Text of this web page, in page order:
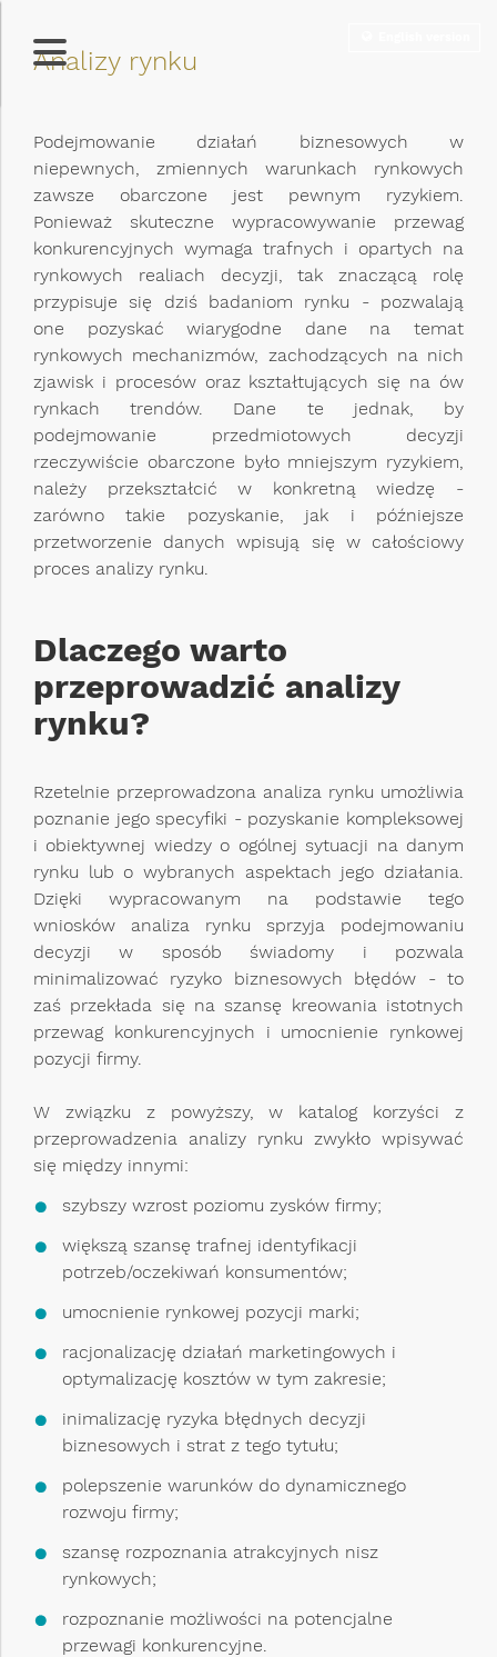
Analizy rynku
Podejmowanie działań biznesowych w
niepewnych, zmiennych warunkach rynkowych
zawsze obarczone jest pewnym ryzykiem.
Ponieważ skuteczne wypracowywanie przewag
konkurencyjnych wymaga trafnych i opartych na
rynkowych realiach decyzji, tak znaczącą rolę
przypisuje się dziś badaniom rynku - pozwalają
one pozyskać wiarygodne dane na temat
rynkowych mechanizmów, zachodzących na nich
zjawisk i procesów oraz kształtujących się na ów
rynkach trendów. Dane te jednak, by
podejmowanie przedmiotowych decyzji
rzeczywiście obarczone było mniejszym ryzykiem,
należy przekształcić w konkretną wiedzę -
zarówno takie pozyskanie, jak i późniejsze
przetworzenie danych wpisują się w całościowy
proces analizy rynku.
Dlaczego warto
przeprowadzić analizy
rynku?
Rzetelnie przeprowadzona analiza rynku umożliwia
poznanie jego specyfiki - pozyskanie kompleksowej
i obiektywnej wiedzy o ogólnej sytuacji na danym
rynku lub o wybranych aspektach jego działania.
Dzięki wypracowanym na podstawie tego
wniosków analiza rynku sprzyja podejmowaniu
decyzji w sposób świadomy i pozwala
minimalizować ryzyko biznesowych błędów - to
zaś przekłada się na szansę kreowania istotnych
przewag konkurencyjnych i umocnienie rynkowej
pozycji firmy.
W związku z powyższy, w katalog korzyści z
przeprowadzenia analizy rynku zwykło wpisywać
się między innymi:
szybszy wzrost poziomu zysków firmy;
większą szansę trafnej identyfikacji
potrzeb/oczekiwań konsumentów;
umocnienie rynkowej pozycji marki;
racjonalizację działań marketingowych i
optymalizację kosztów w tym zakresie;
inimalizację ryzyka błędnych decyzji
biznesowych i strat z tego tytułu;
polepszenie warunków do dynamicznego
rozwoju firmy;
szansę rozpoznania atrakcyjnych nisz
rynkowych;
rozpoznanie możliwości na potencjalne
przewagi konkurencyjne.